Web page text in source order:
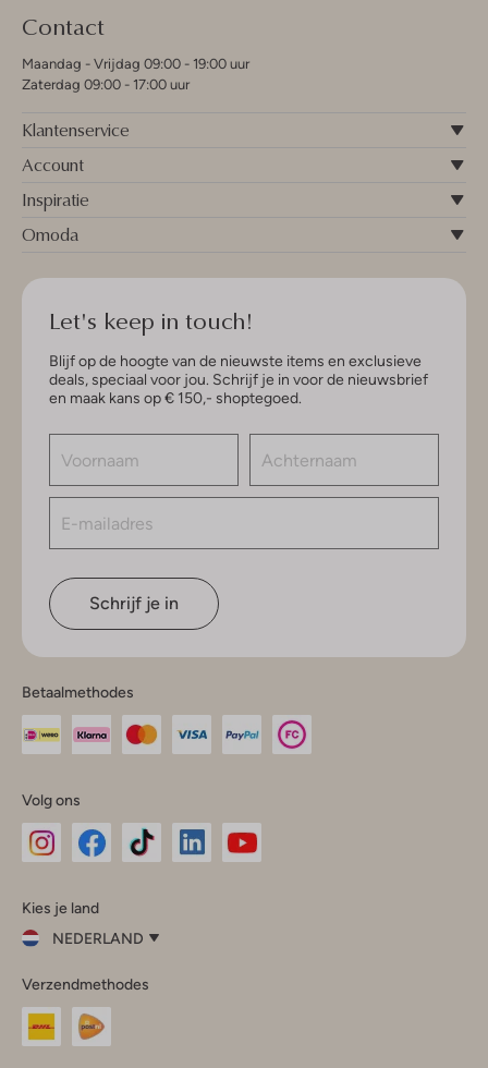
Contact
Maandag - Vrijdag 09:00 - 19:00 uur
Zaterdag 09:00 - 17:00 uur
Klantenservice
Account
Inspiratie
Omoda
Let's keep in touch!
Blijf op de hoogte van de nieuwste items en exclusieve
deals, speciaal voor jou. Schrijf je in voor de nieuwsbrief
en maak kans op € 150,- shoptegoed.
Schrijf je in
Betaalmethodes
Volg ons
InstagramFacebook
Kies je land
NEDERLAND
je
land
Nederland
Verzendmethodes